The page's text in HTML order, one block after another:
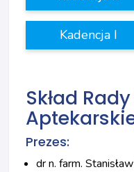
Kadencja I
Skład
Prezes:
dr n. farm.